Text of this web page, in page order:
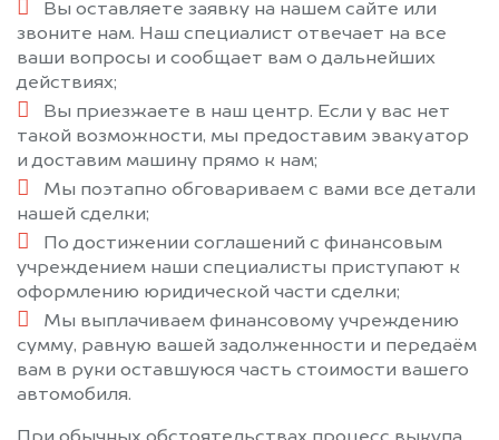
Вы оставляете заявку на нашем сайте или
звоните нам. Наш специалист отвечает на все
ваши вопросы и сообщает вам о дальнейших
действиях;
Вы приезжаете в наш центр. Если у вас нет
такой возможности, мы предоставим эвакуатор
и доставим машину прямо к нам;
Мы поэтапно обговариваем с вами все детали
нашей сделки;
По достижении соглашений с финансовым
учреждением наши специалисты приступают к
оформлению юридической части сделки;
Мы выплачиваем финансовому учреждению
сумму, равную вашей задолженности и передаём
вам в руки оставшуюся часть стоимости вашего
автомобиля.